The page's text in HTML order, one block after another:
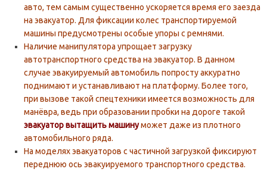
авто, тем самым существенно ускоряется время его заезда
на эвакуатор. Для фиксации колес транспортируемой
машины предусмотрены особые упоры с ремнями.
Наличие манипулятора упрощает загрузку
автотранспортного средства на эвакуатор. В данном
случае эвакуируемый автомобиль попросту аккуратно
поднимают и устанавливают на платформу. Более того,
при вызове такой спецтехники имеется возможность для
манёвра, ведь при образовании пробки на дороге такой
эвакуатор вытащить машинуможет даже из плотного
автомобильного ряда.
На моделях эвакуаторов с частичной загрузкой фиксируют
переднюю ось эвакуируемого транспортного средства.